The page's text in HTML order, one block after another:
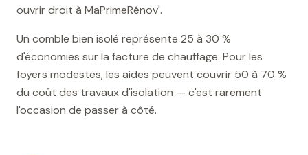
ouvrir droit à MaPrimeRénov'.
Un comble bien isolé représente 25 à 30 %
d'économies sur la facture de chauffage. Pour les
foyers modestes, les aides peuvent couvrir 50 à 70 %
du coût des travaux d'isolation — c'est rarement
l'occasion de passer à côté.